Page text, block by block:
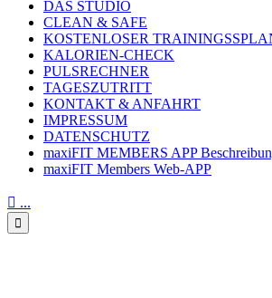
DAS STUDIO
CLEAN & SAFE
KOSTENLOSER
KALORIEN-CHECK
PULSRECHNER
TAGESZUTRITT
KONTAKT & ANFAHRT
IMPRESSUM
DATENSCHUTZ
maxiFIT MEMBERS APP
maxiFIT Members Web-APP
 ...
